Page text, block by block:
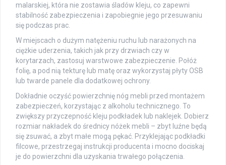
malarskiej, która nie zostawia śladów kleju, co zapewni
stabilność zabezpieczenia i zapobiegnie jego przesuwaniu
się podczas prac.
W miejscach o dużym natężeniu ruchu lub narażonych na
ciężkie uderzenia, takich jak przy drzwiach czy w
korytarzach, zastosuj warstwowe zabezpieczenie. Połóż
folię, a pod nią tekturę lub matę oraz wykorzystaj płyty OSB
lub twarde panele dla dodatkowej ochrony.
Dokładnie oczyść powierzchnię nóg mebli przed montażem
zabezpieczeń, korzystając z alkoholu technicznego. To
zwiększy przyczepność kleju podkładek lub naklejek. Dobierz
rozmiar nakładek do średnicy nóżek mebli – zbyt luźne będą
się zsuwać, a zbyt małe mogą pękać. Przyklejając podkładki
filcowe, przestrzegaj instrukcji producenta i mocno dociskaj
je do powierzchni dla uzyskania trwałego połączenia.